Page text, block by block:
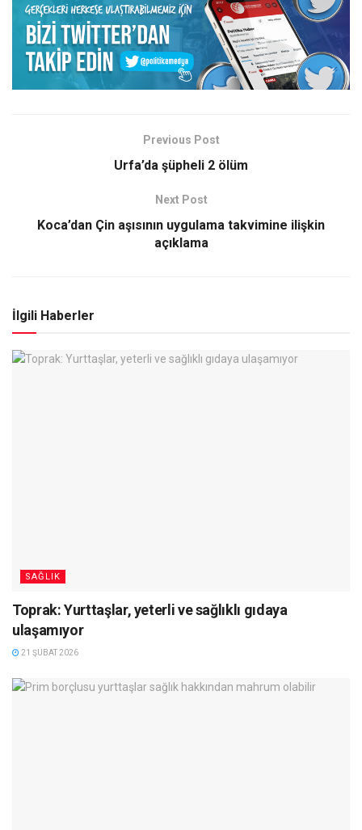
Previous Post
Urfa’da şüpheli 2 ölüm
Next Post
Koca’dan Çin aşısının uygulama takvimine ilişkin
açıklama
İlgili Haberler
SAĞLIK
Toprak: Yurttaşlar, yeterli ve sağlıklı gıdaya
ulaşamıyor
21 ŞUBAT 2026